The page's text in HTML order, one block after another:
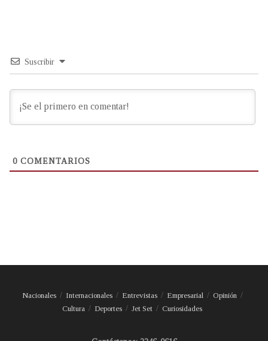
Suscribir
0 COMENTARIOS
Nacionales Internacionales Entrevistas Empresarial
Opinión
Cultura
Deportes Jet Set Curiosidades